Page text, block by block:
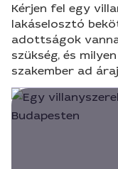
Kérjen fel egy
lakáselosztó
adottságok
szükség, és
szakember ad